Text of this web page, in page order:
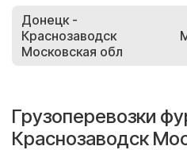
Донецк -
Краснозаводск
Московская обл
Грузоперевозки
Краснозаводск